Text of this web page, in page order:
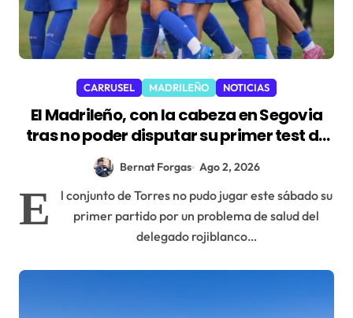
CARRUSEL MADRILEÑO NOTICIAS
El Madrileño, con la cabeza en Segovia
tras no poder disputar su primer test de
Bernat Forgas Ago 2, 2026
E
l conjunto de Torres no pudo jugar este sábado su
primer partido por un problema de salud del
delegado rojiblanco…